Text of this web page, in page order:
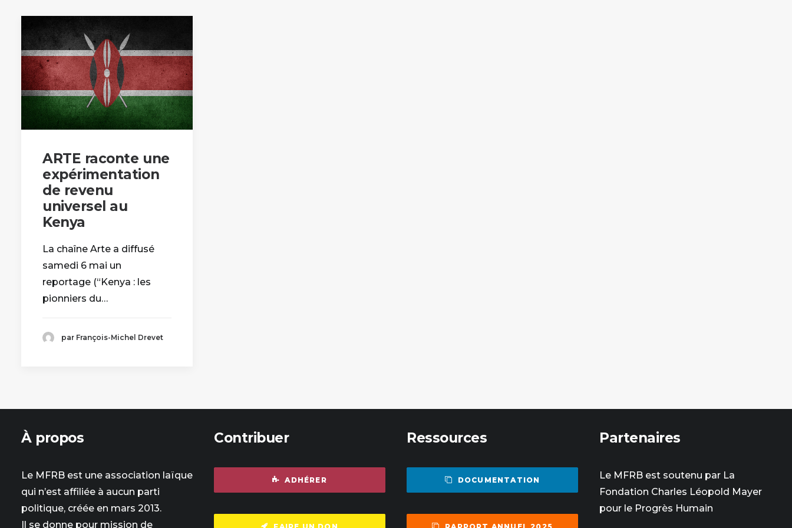
ARTE raconte une
expérimentation
de revenu
universel au
Kenya
La chaîne Arte a diffusé
samedi 6 mai un
reportage (“Kenya : les
pionniers du…
par François-Michel Drevet
À propos
Le MFRB est une association laïque
qui n’est affiliée à aucun parti
politique, créée en mars 2013.
Il se donne pour mission de
Contribuer
ADHÉRER
Ressources
DOCUMENTATION
Partenaires
Le MFRB est soutenu par La
Fondation Charles Léopold Mayer
pour le Progrès Humain